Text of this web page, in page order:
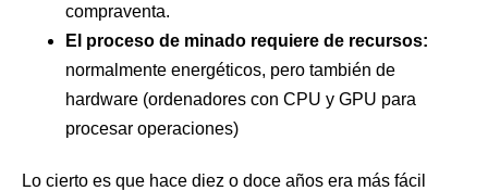
compraventa.
El proceso de minado requiere de recursos:
normalmente energéticos, pero también de
hardware (ordenadores con CPU y GPU para
procesar operaciones)
Lo cierto es que hace diez o doce años era más fácil